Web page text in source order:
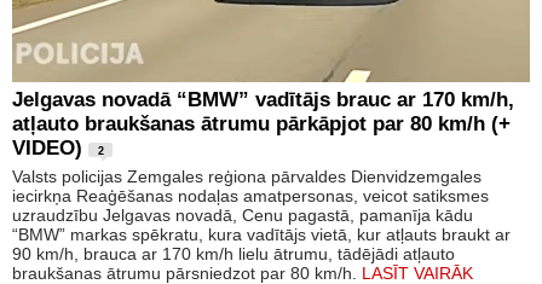
Jelgavas novadā “BMW” vadītājs brauc ar 170 km/h,
atļauto braukšanas ātrumu pārkāpjot par 80 km/h (+
VIDEO)
2
Valsts policijas Zemgales reģiona pārvaldes Dienvidzemgales
iecirkņa Reaģēšanas nodaļas amatpersonas, veicot satiksmes
uzraudzību Jelgavas novadā, Cenu pagastā, pamanīja kādu
“BMW” markas spēkratu, kura vadītājs vietā, kur atļauts braukt ar
90 km/h, brauca ar 170 km/h lielu ātrumu, tādējādi atļauto
braukšanas ātrumu pārsniedzot par 80 km/h. LASĪT VAIRĀK